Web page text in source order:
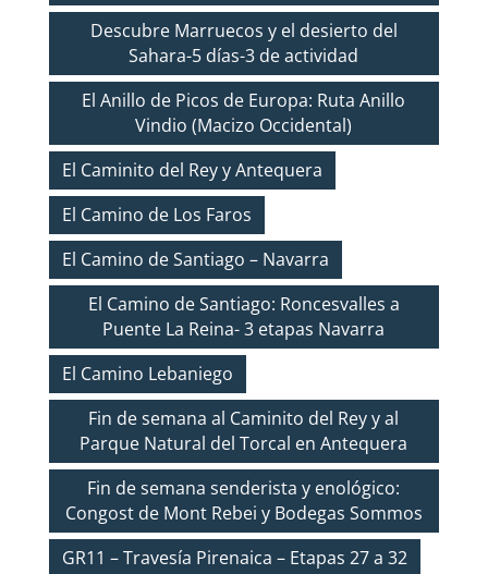
Descubre Marruecos y el desierto del
Sahara-5 días-3 de actividad
El Anillo de Picos de Europa: Ruta Anillo
Vindio (Macizo Occidental)
El Caminito del Rey y Antequera
El Camino de Los Faros
El Camino de Santiago – Navarra
El Camino de Santiago: Roncesvalles a
Puente La Reina- 3 etapas Navarra
El Camino Lebaniego
Fin de semana al Caminito del Rey y al
Parque Natural del Torcal en Antequera
Fin de semana senderista y enológico:
Congost de Mont Rebei y Bodegas Sommos
GR11 – Travesía Pirenaica – Etapas 27 a 32